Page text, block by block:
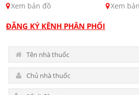
Xem bản đồ
Xem
ĐĂNG KÝ KÊNH PHÂN PHỐI